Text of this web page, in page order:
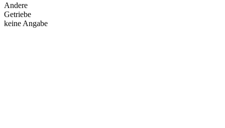
Andere
Getriebe
keine Angabe